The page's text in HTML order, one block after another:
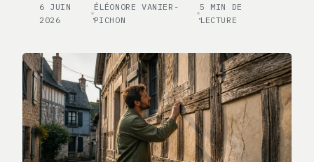
6 JUIN
2026
·
ÉLÉONORE VANIER-
PICHON
·
5 MIN DE
LECTURE